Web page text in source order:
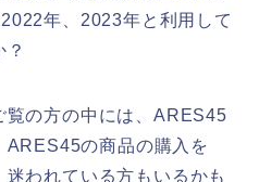
年、2023年と利用して
覧の方の中には、ARES45
ARES45の商品の購入を
迷われている方もいるかも